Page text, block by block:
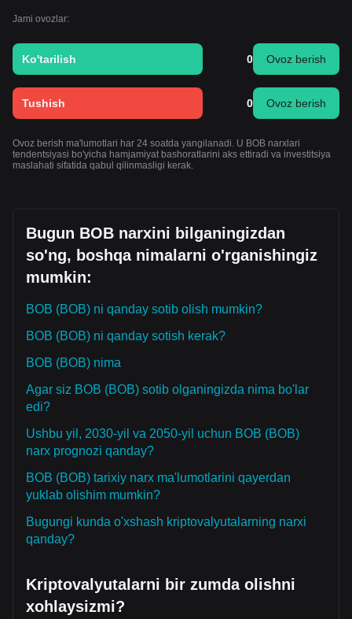
Jami ovozlar:
Ko'tarilish 0 Ovoz berish
Tushish 0 Ovoz berish
Ovoz berish ma'lumotlari har 24 soatda yangilanadi. U BOB narxlari
tendentsiyasi bo'yicha hamjamiyat bashoratlarini aks ettiradi va investitsiya
maslahati sifatida qabul qilinmasligi kerak.
Bugun BOB narxini bilganingizdan
so'ng, boshqa nimalarni o'rganishingiz
mumkin:
BOB (BOB) ni qanday sotib olish mumkin?
BOB (BOB) ni qanday sotish kerak?
BOB (BOB) nima
Agar siz BOB (BOB) sotib olganingizda nima bo'lar
edi?
Ushbu yil, 2030-yil va 2050-yil uchun BOB (BOB)
narx prognozi qanday?
BOB (BOB) tarixiy narx ma'lumotlarini qayerdan
yuklab olishim mumkin?
Bugungi kunda o'xshash kriptovalyutalarning narxi
qanday?
Kriptovalyutalarni bir zumda olishni
xohlaysizmi?